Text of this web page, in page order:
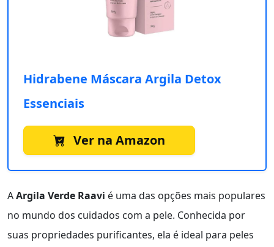
Hidrabene Máscara Argila Detox
Essenciais
Ver na Amazon
AArgila Verde Raavi é uma das opções mais populares
no mundo dos cuidados com a pele. Conhecida por
suas propriedades purificantes, ela é ideal para peles